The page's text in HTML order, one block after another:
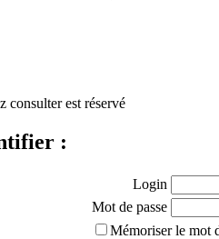
consulter est réservé
:
Login
Mot de passe
Mémoriser le mot